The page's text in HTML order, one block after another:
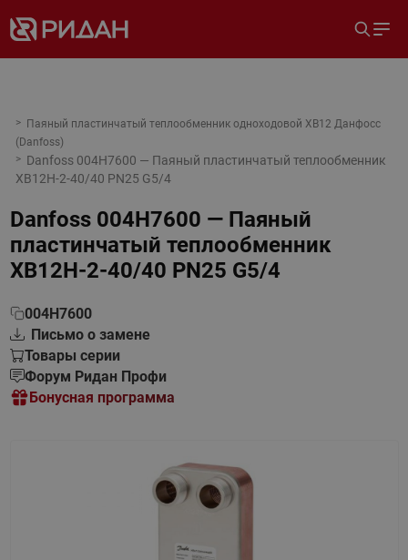
Паяный пластинчатый теплообменник одноходовой XB12 Данфосс
(Danfoss)
Danfoss 004H7600 — Паяный пластинчатый теплообменник
XB12H-2-40/40 PN25 G5/4
Danfoss 004H7600 — Паяный
пластинчатый теплообменник
XB12H-2-40/40 PN25 G5/4
004H7600
Письмо о замене
Товары серии
Форум Ридан Профи
Бонусная программа